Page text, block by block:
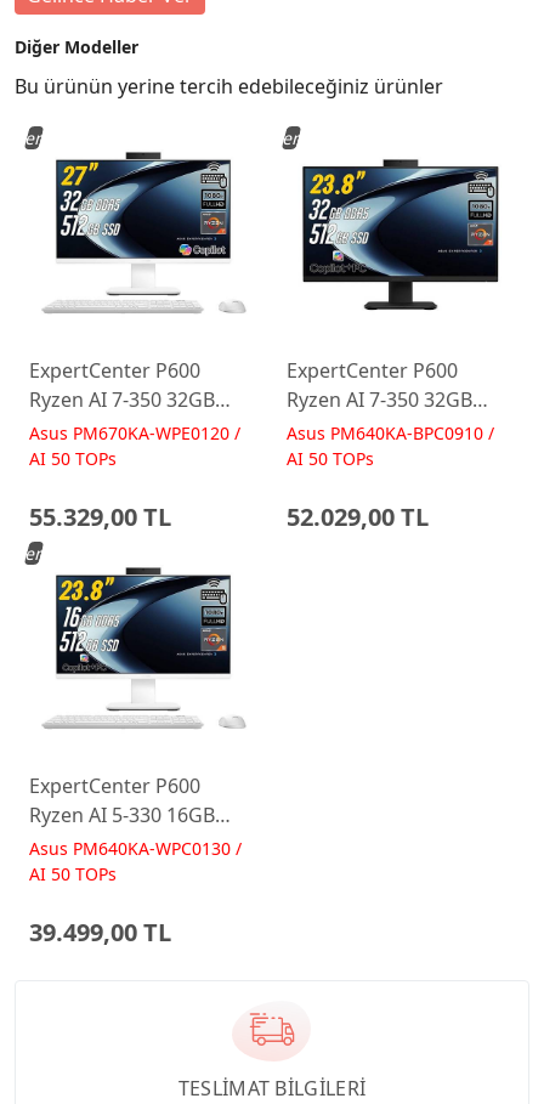
Diğer Modeller
Bu ürünün yerine tercih edebileceğiniz ürünler
ExpertCenter P600
Ryzen AI 7-350 32GB
512GB 27 FreeDos Beyaz
AI-Powered AIO
Asus PM670KA-WPE0120 /
AI 50 TOPs
55.329,00 TL
Yeni
ExpertCenter P600
Ryzen AI 7-350 32GB
512GB 23.8 FreeDos
Siyah AI-Powered AIO
Asus PM640KA-BPC0910 /
AI 50 TOPs
52.029,00 TL
Yeni
ExpertCenter P600
Ryzen AI 5-330 16GB
512GB 23.8 FreeDos
Beyaz AI-Powered AIO
Asus PM640KA-WPC0130 /
AI 50 TOPs
39.499,00 TL
Yeni
TESLİMAT BİLGİLERİ